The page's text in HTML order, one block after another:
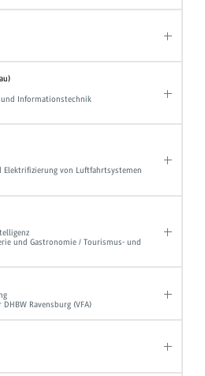
Informationstechnik
von Luftfahrtsystemen
und Gastronomie / Tourismus- und
Ravensburg (VFA)